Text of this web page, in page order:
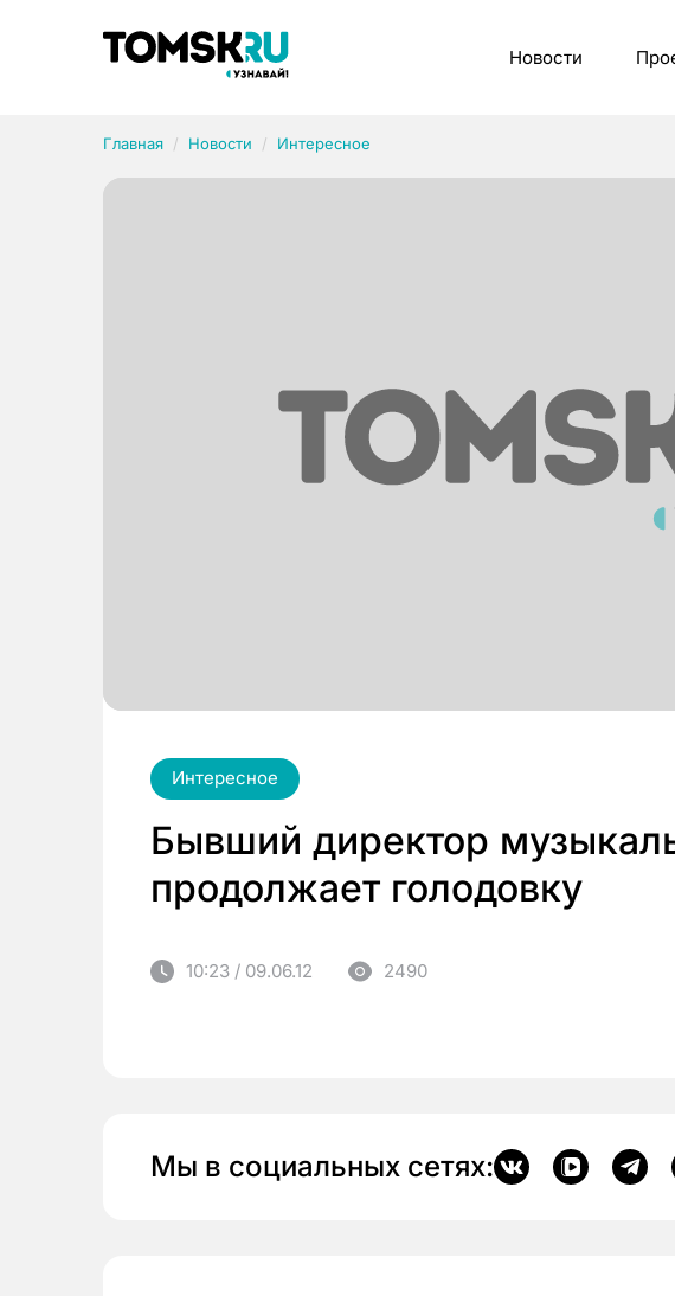
Новости
Главная Новости Интересное
Интересное
Бывший директор
продолжает голодовку
10:23 / 09.06.12 2490
Мы в социальных сетях:
Рубрики